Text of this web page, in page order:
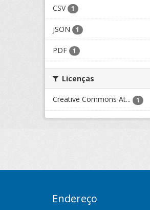
CSV 1
JSON 1
PDF 1
Licenças
Creative Commons At... 1
Endereço